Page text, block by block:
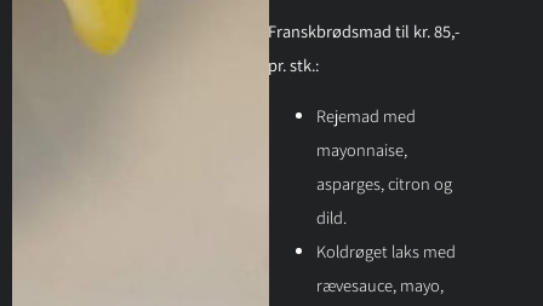
Franskbrødsmad til kr. 85,-
pr. stk.:
Rejemad med
mayonnaise,
asparges, citron og
dild.
Koldrøget laks med
rævesauce, mayo,